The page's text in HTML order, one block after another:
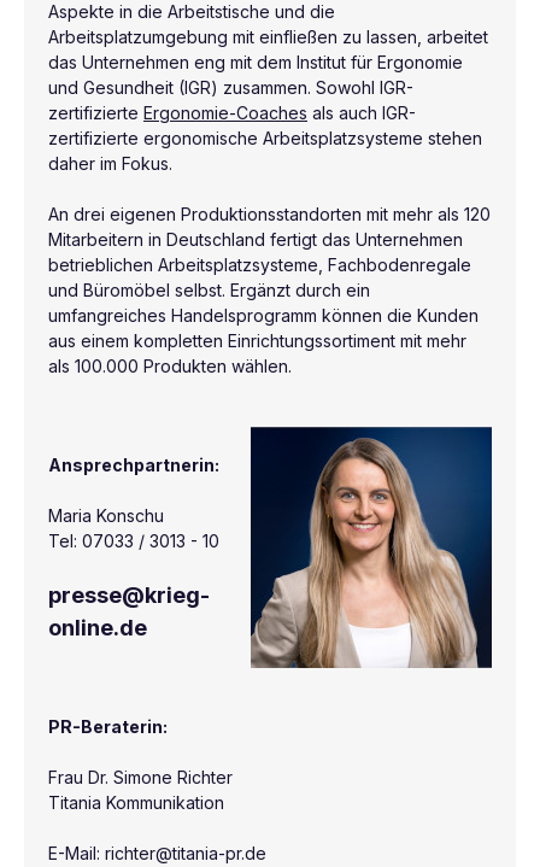
Aspekte in die Arbeitstische und die
Arbeitsplatzumgebung mit einfließen zu lassen, arbeitet
das Unternehmen eng mit dem Institut für Ergonomie
und Gesundheit (IGR) zusammen. Sowohl IGR-
zertifizierte Ergonomie-Coaches als auch IGR-
zertifizierte ergonomische Arbeitsplatzsysteme stehen
daher im Fokus.
An drei eigenen Produktionsstandorten mit mehr als 120
Mitarbeitern in Deutschland fertigt das Unternehmen
betrieblichen Arbeitsplatzsysteme, Fachbodenregale
und Büromöbel selbst. Ergänzt durch ein
umfangreiches Handelsprogramm können die Kunden
aus einem kompletten Einrichtungssortiment mit mehr
als 100.000 Produkten wählen.
Ansprechpartnerin:
Maria Konschu
Tel: 07033 / 3013 - 10
presse@krieg-
online.de
PR-Beraterin:
Frau Dr. Simone Richter
Titania Kommunikation
E-Mail: richter@titania-pr.de